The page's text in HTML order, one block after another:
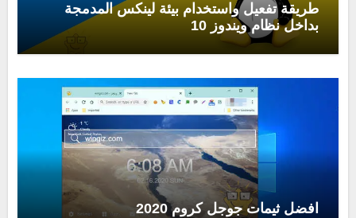
طريقة تفعيل واستخدام بيئة لينكس المدمجة
بداخل نظام ويندوز 10
افضل ثيمات جوجل كروم 2020